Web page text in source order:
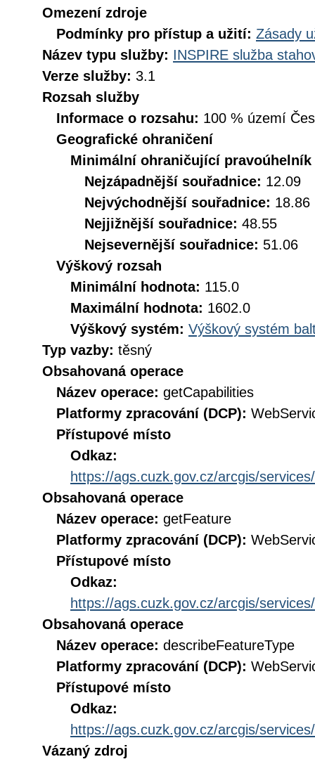
Omezení zdroje
Podmínky pro přístup a užití: Zásady
Název typu služby: INSPIRE služba
Verze služby: 3.1
Rozsah služby
Informace o rozsahu: 100 % území
Geografické ohraničení
Minimální ohraničující pravoúhelník
Nejzápadnější souřadnice: 12.09
Nejvýchodnější souřadnice: 18.86
Nejjižnější souřadnice: 48.55
Nejsevernější souřadnice: 51.06
Výškový rozsah
Minimální hodnota: 115.0
Maximální hodnota: 1602.0
Výškový systém: Výškový systém
Typ vazby: těsný
Obsahovaná operace
Název operace: getCapabilities
Platformy zpracování (DCP):
Přístupové místo
Odkaz:
https://ags.cuzk.gov.cz/arcgis/
Obsahovaná operace
Název operace: getFeature
Platformy zpracování (DCP):
Přístupové místo
Odkaz:
https://ags.cuzk.gov.cz/arcgis/
Obsahovaná operace
Název operace: describeFeatureType
Platformy zpracování (DCP):
Přístupové místo
Odkaz:
https://ags.cuzk.gov.cz/arcgis/
Vázaný zdroj